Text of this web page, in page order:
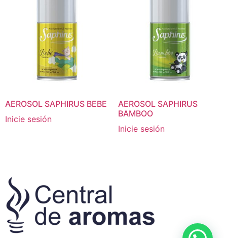
AEROSOL SAPHIRUS BEBE
Inicie sesión
AEROSOL SAPHIRUS
BAMBOO
Inicie sesión